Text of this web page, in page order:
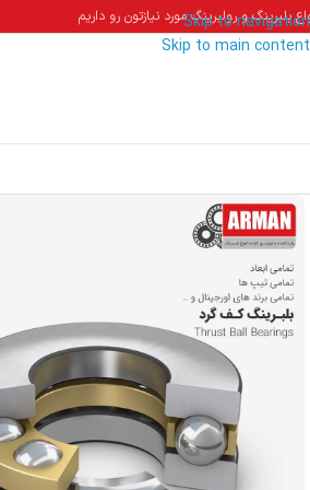
Skip to navigation
Skip to main content
بلبرینگ و رولبرینگ مورد نیازتون رو داریم